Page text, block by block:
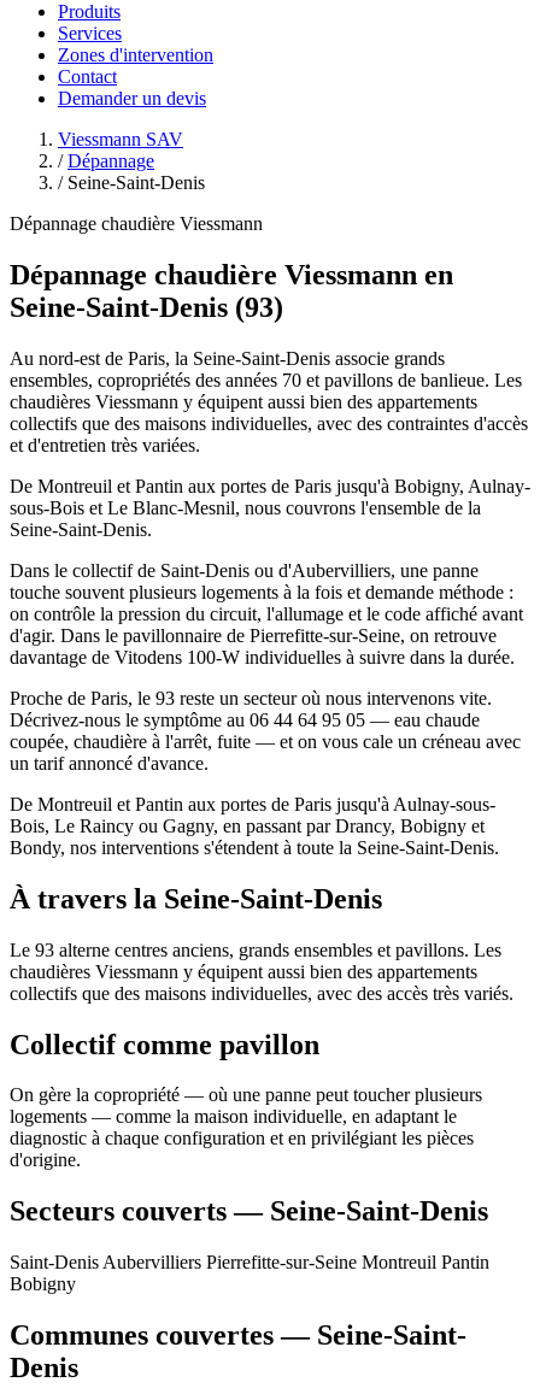
Produits
Services
Zones d'intervention
Contact
Demander un devis
Viessmann SAV
/ Dépannage
/ Seine-Saint-Denis
Dépannage chaudière Viessmann
Dépannage chaudière Viessmann en
Seine-Saint-Denis (93)
Au nord-est de Paris, la Seine-Saint-Denis associe grands
ensembles, copropriétés des années 70 et pavillons de banlieue. Les
chaudières Viessmann y équipent aussi bien des appartements
collectifs que des maisons individuelles, avec des contraintes d'accès
et d'entretien très variées.
De Montreuil et Pantin aux portes de Paris jusqu'à Bobigny, Aulnay-
sous-Bois et Le Blanc-Mesnil, nous couvrons l'ensemble de la
Seine-Saint-Denis.
Dans le collectif de Saint-Denis ou d'Aubervilliers, une panne
touche souvent plusieurs logements à la fois et demande méthode :
on contrôle la pression du circuit, l'allumage et le code affiché avant
d'agir. Dans le pavillonnaire de Pierrefitte-sur-Seine, on retrouve
davantage de Vitodens 100-W individuelles à suivre dans la durée.
Proche de Paris, le 93 reste un secteur où nous intervenons vite.
Décrivez-nous le symptôme au 06 44 64 95 05 — eau chaude
coupée, chaudière à l'arrêt, fuite — et on vous cale un créneau avec
un tarif annoncé d'avance.
De Montreuil et Pantin aux portes de Paris jusqu'à Aulnay-sous-
Bois, Le Raincy ou Gagny, en passant par Drancy, Bobigny et
Bondy, nos interventions s'étendent à toute la Seine-Saint-Denis.
À travers la Seine-Saint-Denis
Le 93 alterne centres anciens, grands ensembles et pavillons. Les
chaudières Viessmann y équipent aussi bien des appartements
collectifs que des maisons individuelles, avec des accès très variés.
Collectif comme pavillon
On gère la copropriété — où une panne peut toucher plusieurs
logements — comme la maison individuelle, en adaptant le
diagnostic à chaque configuration et en privilégiant les pièces
d'origine.
Secteurs couverts — Seine-Saint-Denis
Saint-Denis Aubervilliers Pierrefitte-sur-Seine Montreuil Pantin
Bobigny
Communes couvertes — Seine-Saint-
Denis